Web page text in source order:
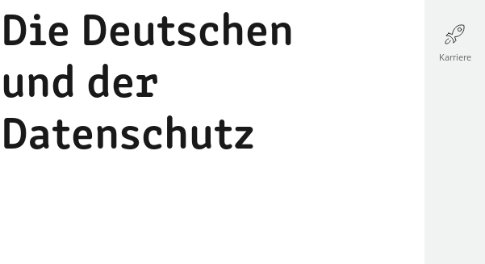
Karriere
Die Deutschen
und der
Datenschutz